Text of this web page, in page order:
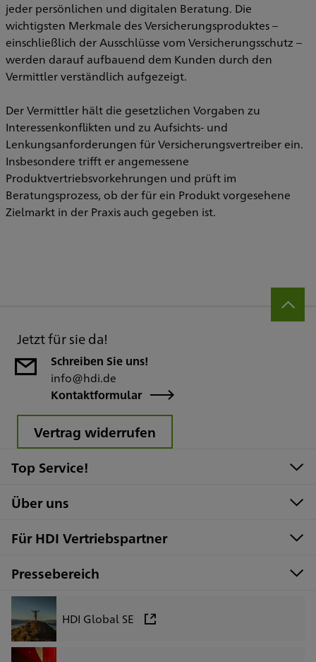
jeder persönlichen und digitalen Beratung. Die
wichtigsten Merkmale des Versicherungsproduktes –
einschließlich der Ausschlüsse vom Versicherungsschutz –
werden darauf aufbauend dem Kunden durch den
Vermittler verständlich aufgezeigt.
Der Vermittler hält die gesetzlichen Vorgaben zu
Interessenkonflikten und zu Aufsichts- und
Lenkungsanforderungen für Versicherungsvertreiber ein.
Insbesondere trifft er angemessene
Produktvertriebsvorkehrungen und prüft im
Beratungsprozess, ob der für ein Produkt vorgesehene
Zielmarkt in der Praxis auch gegeben ist.
Jetzt für sie da!
Schreiben Sie uns!
info@hdi.de
Kontaktformular
Vertrag widerrufen
Top Service!
Über uns
Für HDI Vertriebspartner
Pressebereich
HDI Global SE